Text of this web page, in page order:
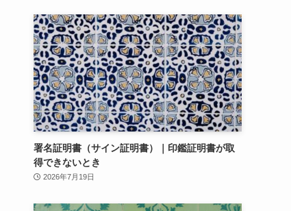
署名証明書（サイン証明書）｜印鑑証明書が取
得できないとき
2026年7月19日